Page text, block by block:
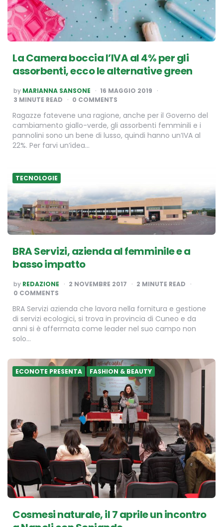
La Camera boccia l’IVA al 4% per gli
assorbenti, ecco le alternative green
POSTED
BY
by MARIANNA SANSONE
16 MAGGIO 2019
3 MINUTE READ 0 COMMENTS
Ragazze fatevene una ragione, anche per il Governo del
cambiamento giallo-verde, gli assorbenti femminili e i
pannolini sono un bene di lusso, quindi hanno un’IVA al
22%. Per farvi un’idea…
TECNOLOGIE
BRA Servizi, azienda al femminile e a
basso impatto
POSTED
BY
by REDAZIONE 2 NOVEMBRE 2017 2 MINUTE READ
0 COMMENTS
BRA Servizi azienda che lavora nella fornitura e gestione
di servizi ecologici, si trova in provincia di Cuneo e da
anni si è affermata come leader nel suo campo non
solo…
ECONOTE PRESENTA FASHION & BEAUTY
Cosmesi naturale, il 7 aprile un incontro